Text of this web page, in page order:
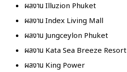
ผลงาน Illuzion Phuket
ผลงาน Index Living Mall
ผลงาน Jungceylon Phuket
ผลงาน Kata Sea Breeze Resort
ผลงาน King Power